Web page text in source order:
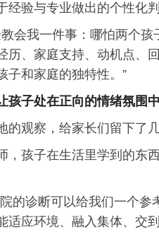
经验与专业做出的个性化
会我一件事：哪怕两个
历、家庭支持、动机点、
子和家庭的独特性。”
孩子处在正向的情绪氛围
的观察，给家长们留下了
，孩子在生活里学到的东
的诊断可以给我们一个
应环境、融入集体、交